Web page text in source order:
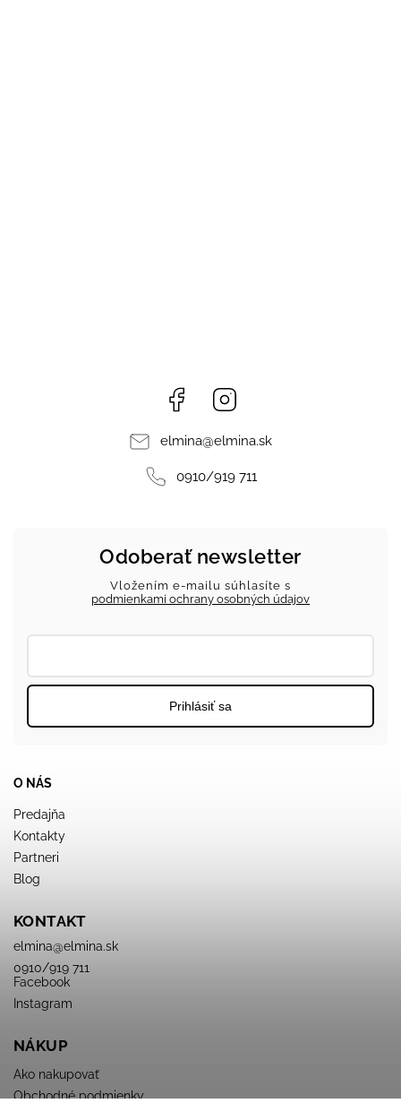
Facebook
elmina@elmina.sk
0910/919 711
O NÁS
Predajňa
Kontakty
Partneri
Blog
KONTAKT
elmina@elmina.sk
0910/919 711
Facebook
Instagram
NÁKUP
Ako nakupovať
Obchodné podmienky
Odoberať newsletter
Vložením e-mailu súhlasíte s
podmienkami ochrany osobných údajov
Prihlásiť sa